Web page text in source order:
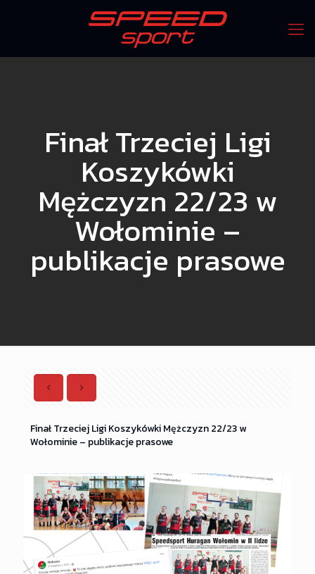
Finał Trzeciej Ligi
Koszykówki
Mężczyzn 22/23 w
Wołominie –
publikacje prasowe
Finał Trzeciej Ligi Koszykówki Mężczyzn 22/23 w
Wołominie – publikacje prasowe